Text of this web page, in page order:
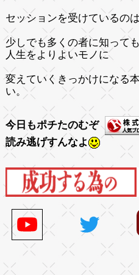
セッションを受けているの
少しでも多くの者に知って
人生をよりよいモノに
変えていくきっかけになる
い。
今日もポチたのむぞ
読み逃げすんなよ